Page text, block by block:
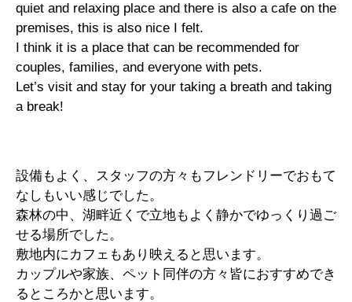
quiet and relaxing place and there is also a cafe on the
premises, this is also nice I felt.
I think it is a place that can be recommended for
couples, families, and everyone with pets.
Let’s visit and stay for your taking a breath and taking
a break!
設備もよく、スタッフの方々もフレンドリーでおもて
なしもいい感じでした。
森林の中、湖畔近くで立地もよく静かでゆっくり過ご
せる場所でした。
敷地内にカフェもあり映えると思います。
カップルや家族、ペット同伴の方々皆におすすめでき
るところかと思います。